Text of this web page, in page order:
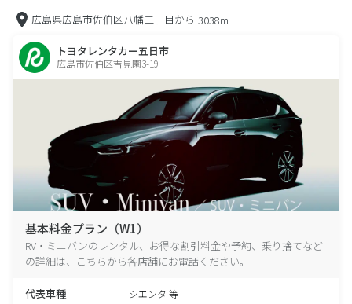
広島県広島市佐伯区八幡二丁目から 3038m
トヨタレンタカー五日市
広島市佐伯区吉見園3-19
基本料金プラン（W1）
RV・ミニバンのレンタル、お得な割引料金や予約、乗り捨てなど
の詳細は、こちらから各店舗にお電話ください。
代表車種 シエンタ 等